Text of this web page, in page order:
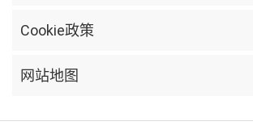
Cookie政策
网站地图